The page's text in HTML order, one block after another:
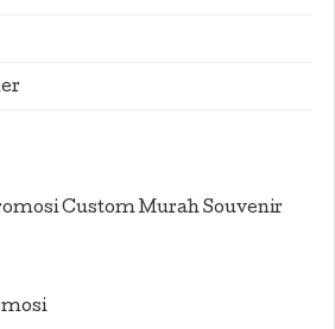
Custom Murah Souvenir